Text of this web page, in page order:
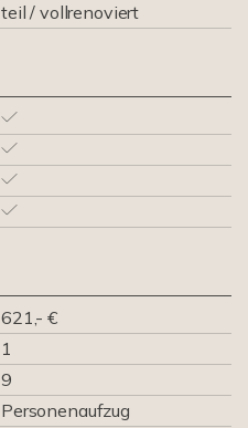
teil / vollrenoviert
621,- €
1
9
Personenaufzug